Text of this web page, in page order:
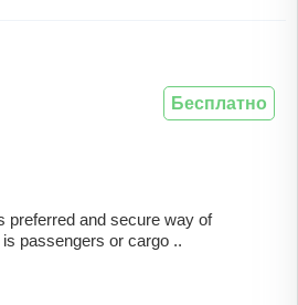
preferred and secure way of
passengers or cargo ..
Бесплатно